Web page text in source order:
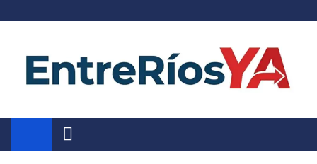
Noticias de Entre Ríos
Información de toda la provincia ahora